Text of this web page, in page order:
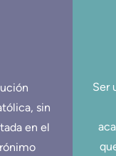
sin
en el
Ser